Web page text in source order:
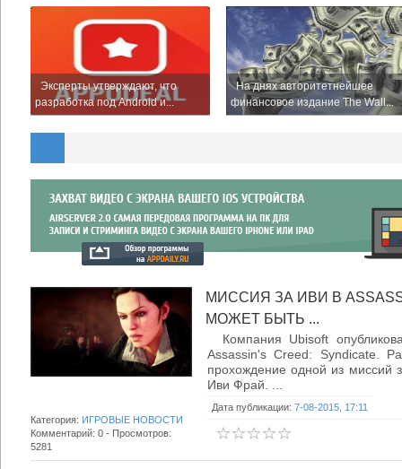
Эксперты утверждают, что
разработка под Android и...
На днях авторитетнейшее
финансовое издание The Wall...
МИССИЯ ЗА ИВИ В
МОЖЕТ БЫТЬ ...
Компания Ubisoft
Assassin's Creed: Syndicate.
прохождение одной из миссий
Иви Фрай. ...
Дата публикации: 7-08-2015, 17:11
Категория: ИГРОВЫЕ НОВОСТИ
Комментарий: 0 - Просмотров:
5281